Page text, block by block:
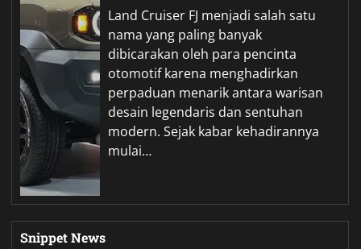
Land Cruiser FJ menjadi salah satu
nama yang paling banyak
dibicarakan oleh para pencinta
otomotif karena menghadirkan
perpaduan menarik antara warisan
desain legendaris dan sentuhan
modern. Sejak kabar kehadirannya
mulai…
Snippet News